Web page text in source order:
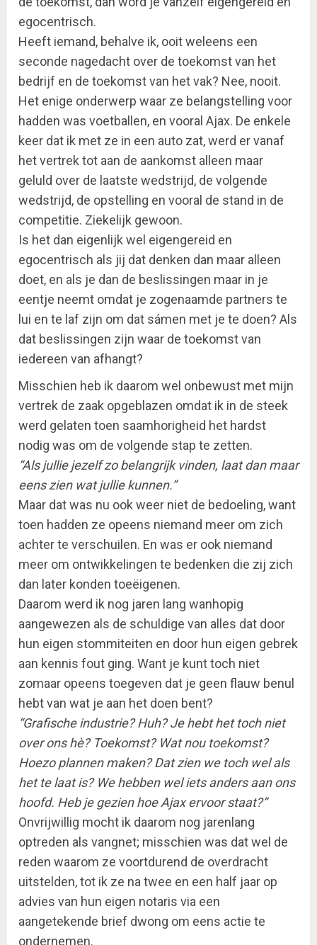
egocentrisch.
Heeft iemand, behalve ik, ooit weleens een
seconde nagedacht over de toekomst van het
bedrijf en de toekomst van het vak? Nee, nooit.
Het enige onderwerp waar ze belangstelling voor
hadden was voetballen, en vooral Ajax. De enkele
keer dat ik met ze in een auto zat, werd er vanaf
het vertrek tot aan de aankomst alleen maar
geluld over de laatste wedstrijd, de volgende
wedstrijd, de opstelling en vooral de stand in de
competitie. Ziekelijk gewoon.
Is het dan eigenlijk wel eigengereid en
egocentrisch als jij dat denken dan maar alleen
doet, en als je dan de beslissingen maar in je
eentje neemt omdat je zogenaamde partners te
lui en te laf zijn om dat sámen met je te doen? Als
dat beslissingen zijn waar de toekomst van
iedereen van afhangt?
Misschien heb ik daarom wel onbewust met mijn
vertrek de zaak opgeblazen omdat ik in de steek
werd gelaten toen saamhorigheid het hardst
nodig was om de volgende stap te zetten.
“Als jullie jezelf zo belangrijk vinden, laat dan maar
eens zien wat jullie kunnen.”
Maar dat was nu ook weer niet de bedoeling, want
toen hadden ze opeens niemand meer om zich
achter te verschuilen. En was er ook niemand
meer om ontwikkelingen te bedenken die zij zich
dan later konden toeëigenen.
Daarom werd ik nog jaren lang wanhopig
aangewezen als de schuldige van alles dat door
hun eigen stommiteiten en door hun eigen gebrek
aan kennis fout ging. Want je kunt toch niet
zomaar opeens toegeven dat je geen flauw benul
hebt van wat je aan het doen bent?
“Grafische industrie? Huh? Je hebt het toch niet
over ons hè? Toekomst? Wat nou toekomst?
Hoezo plannen maken? Dat zien we toch wel als
het te laat is? We hebben wel iets anders aan ons
hoofd. Heb je gezien hoe Ajax ervoor staat?”
Onvrijwillig mocht ik daarom nog jarenlang
optreden als vangnet; misschien was dat wel de
reden waarom ze voortdurend de overdracht
uitstelden, tot ik ze na twee en een half jaar op
advies van hun eigen notaris via een
aangetekende brief dwong om eens actie te
ondernemen.